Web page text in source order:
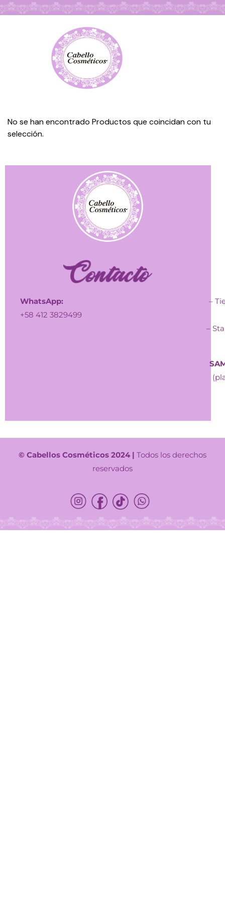
No se han encontrado Productos que coincidan con tu
selección.
WhatsApp:
+58 412 3829499
–
–
© Cabellos Cosméticos 2024 | Todos los derechos
reservados